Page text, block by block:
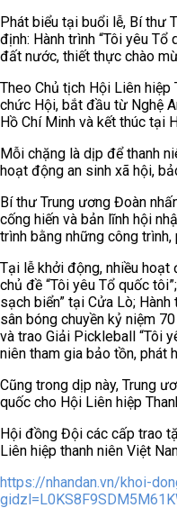
Phát biểu tại buổi lễ, Bí thư
định: Hành trình “Tôi yêu
đất nước, thiết thực chào
Theo Chủ tịch Hội Liên hiệp
chức Hội, bắt đầu từ Nghệ
Hồ Chí Minh và kết thúc tại
Mỗi chặng là dịp để thanh
hoạt động an sinh xã hội,
Bí thư Trung ương Đoàn
cống hiến và bản lĩnh hội
trình bằng những công
Tại lễ khởi động, nhiều
chủ đề “Tôi yêu Tổ quốc
sạch biển” tại Cửa Lò;
sân bóng chuyền kỷ niệm
và trao Giải Pickleball “Tôi
niên tham gia bảo tồn, phát
Cũng trong dịp này, Trung
quốc cho Hội Liên hiệp
Hội đồng Đội các cấp trao
Liên hiệp thanh niên Việt
https://nhandan.vn/khoi-